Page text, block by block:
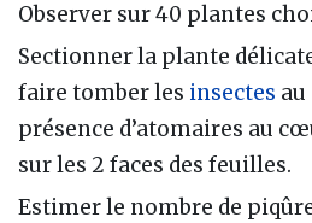
Observer sur 40 plantes
Sectionner la plante
faire tomber les insectes au
présence d’atomaires au
sur les 2 faces des feuilles.
Estimer le nombre de